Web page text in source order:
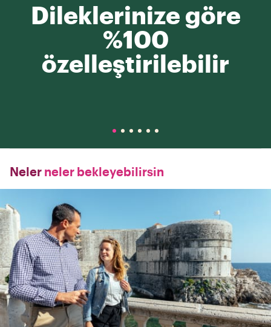
Dileklerinize göre
%100
özelleştirilebilir
Neler neler bekleyebilirsin